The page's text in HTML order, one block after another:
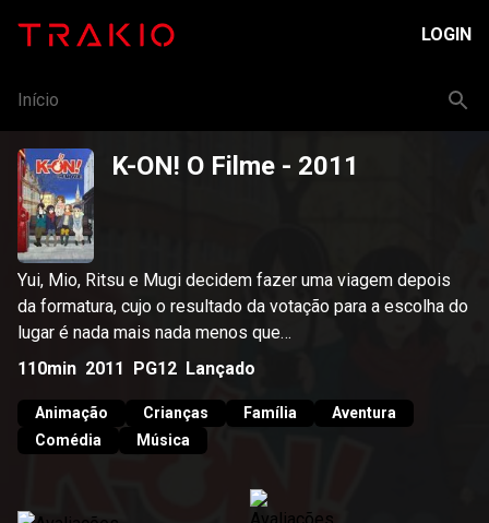
LOGIN
Início
K-ON! O Filme - 2011
Yui, Mio, Ritsu e Mugi decidem fazer uma viagem depois
da formatura, cujo o resultado da votação para a escolha do
lugar é nada mais nada menos que…
110min 2011 PG12 Lançado
Animação Crianças Família
Aventura
Comédia
Música